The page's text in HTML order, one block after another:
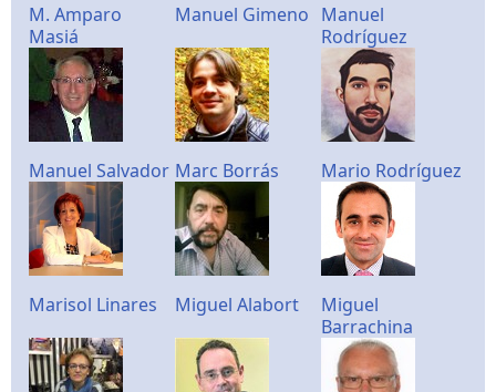
M. Amparo
Masiá
Manuel Gimeno Manuel
Rodríguez
Manuel Salvador Marc Borrás Mario Rodríguez
Marisol Linares Miguel Alabort
Miguel
Barrachina